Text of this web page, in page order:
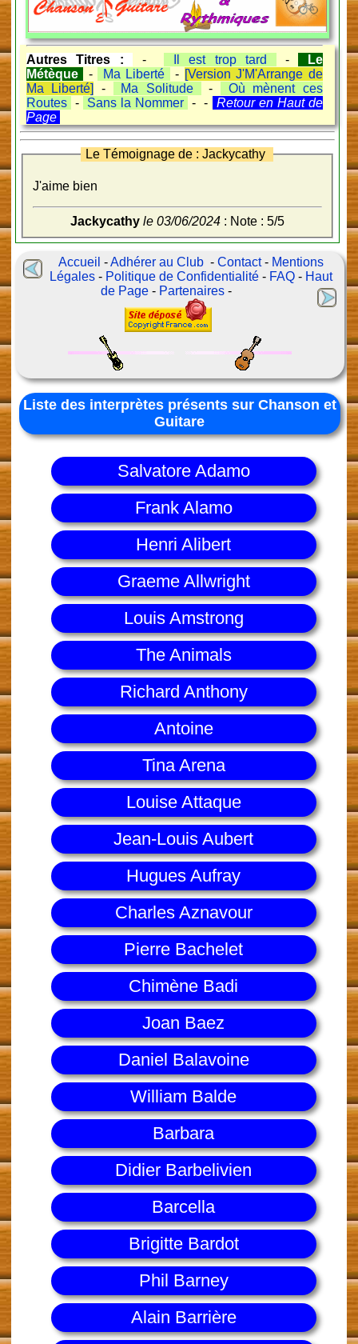
Autres Titres : - Il est trop tard -
Le
Métèque
- Ma Liberté - [Version J'M'Arrange de
Ma Liberté]
- Ma Solitude -
Où mènent ces
Routes - Sans la Nommer - -
Retour en Haut de
Page
Le Témoignage de : Jackycathy
J'aime bien
Jackycathy le 03/06/2024: Note : 5/5
Accueil -Adhérer au Club -Contact- Mentions
Légales - Politique de Confidentialité - FAQ - Haut
de Page - Partenaires -
Liste des interprètes présents sur Chanson et
Guitare
Salvatore Adamo
Frank Alamo
Henri Alibert
Graeme Allwright
Louis Amstrong
The Animals
Richard Anthony
Antoine
Tina Arena
Louise Attaque
Jean-Louis Aubert
Hugues Aufray
Charles Aznavour
Pierre Bachelet
Chimène Badi
Joan Baez
Daniel Balavoine
William Balde
Barbara
Didier Barbelivien
Barcella
Brigitte Bardot
Phil Barney
Alain Barrière